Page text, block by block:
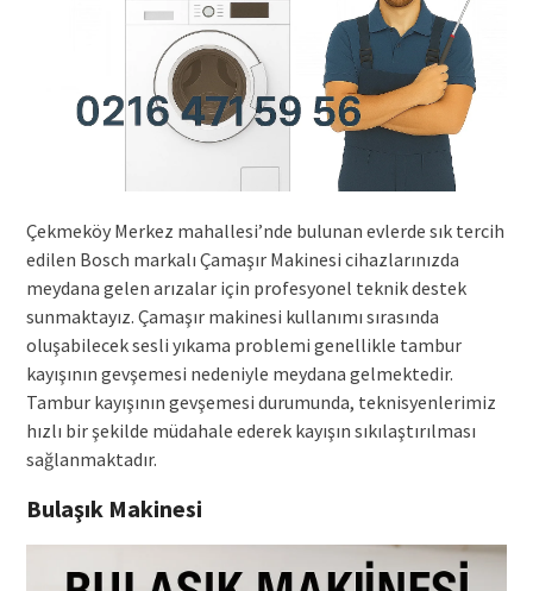
Çekmeköy Merkez mahallesi’nde bulunan evlerde sık tercih
edilen Bosch markalı Çamaşır Makinesi cihazlarınızda
meydana gelen arızalar için profesyonel teknik destek
sunmaktayız. Çamaşır makinesi kullanımı sırasında
oluşabilecek sesli yıkama problemi genellikle tambur
kayışının gevşemesi nedeniyle meydana gelmektedir.
Tambur kayışının gevşemesi durumunda, teknisyenlerimiz
hızlı bir şekilde müdahale ederek kayışın sıkılaştırılması
sağlanmaktadır.
Bulaşık Makinesi